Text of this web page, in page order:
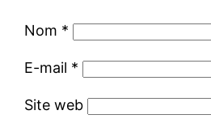
Nom *
E-mail *
Site web